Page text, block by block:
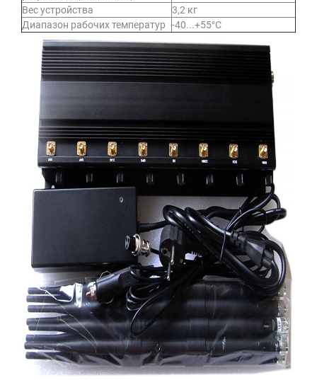
Вес устройства
3,2 кг
Диапазон рабочих температур
-40...+55°С